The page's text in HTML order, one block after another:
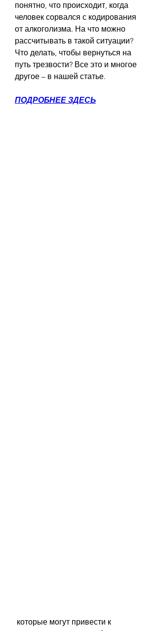
понятно, что происходит, когда
человек сорвался с кодирования
от алкоголизма. На что можно
рассчитывать в такой ситуации?
Что делать, чтобы вернуться на
путь трезвости? Все это и многое
другое – в нашей статье.
ПОДРОБНЕЕ ЗДЕСЬ